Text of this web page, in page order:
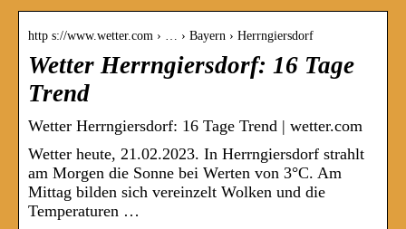
http s://www.wetter.com › … › Bayern › Herrngiersdorf
Wetter Herrngiersdorf: 16 Tage
Trend
Wetter Herrngiersdorf: 16 Tage Trend | wetter.com
Wetter heute, 21.02.2023. In Herrngiersdorf strahlt
am Morgen die Sonne bei Werten von 3°C. Am
Mittag bilden sich vereinzelt Wolken und die
Temperaturen …